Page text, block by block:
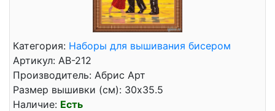
Категория: Наборы для вышивания бисером
Артикул: АВ-212
Производитель: Абрис Арт
Размер вышивки (см): 30x35.5
Наличие: Есть